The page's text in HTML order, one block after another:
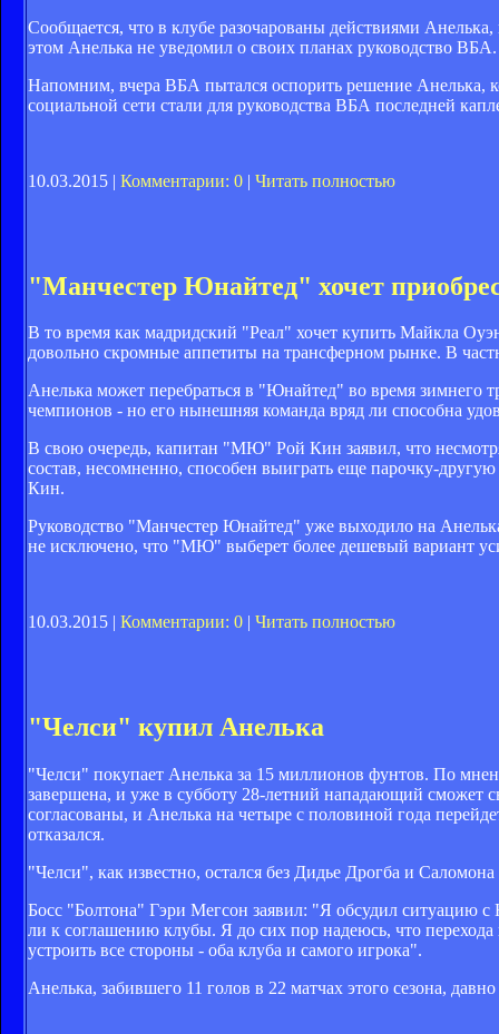
Сообщается, что в клубе разочарованы действиями
этом Анелька не уведомил о своих планах руководство ВБА.
Напомним, вчера ВБА пытался оспорить решение Анелька,
социальной сети стали для руководства ВБА последней
10.03.2015 | Комментарии: 0 | Читать полностью
"Манчестер Юнайтед" хочет
В то время как мадридский "Реал" хочет купить Майкла
довольно скромные аппетиты на трансферном рынке. В
Анелька может перебраться в "Юнайтед" во время зимнего
чемпионов - но его нынешняя команда вряд ли способна
В свою очередь, капитан "МЮ" Рой Кин заявил, что
состав, несомненно, способен выиграть еще парочку-
Кин.
Руководство "Манчестер Юнайтед" уже выходило на
не исключено, что "МЮ" выберет более дешевый вариант
10.03.2015 | Комментарии: 0 | Читать полностью
"Челси" купил Анелька
"Челси" покупает Анелька за 15 миллионов фунтов. По
завершена, и уже в субботу 28-летний нападающий сможет
согласованы, и Анелька на четыре с половиной года
отказался.
"Челси", как известно, остался без Дидье Дрогба и
Босс "Болтона" Гэри Мегсон заявил: "Я обсудил ситуацию
ли к соглашению клубы. Я до сих пор надеюсь, что перехода
устроить все стороны - оба клуба и самого игрока".
Анелька, забившего 11 голов в 22 матчах этого сезона,